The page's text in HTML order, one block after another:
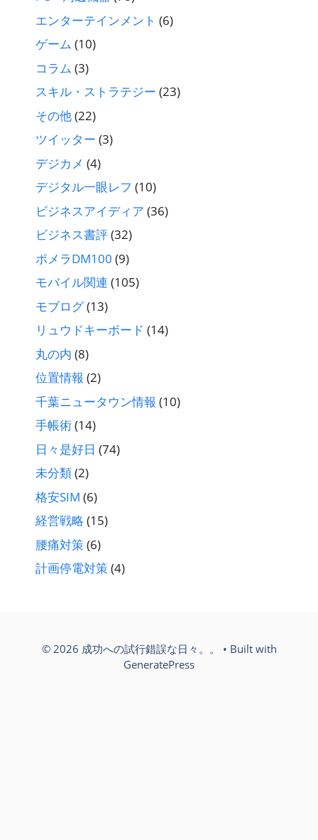
エンターテインメント (6)
ゲーム (10)
コラム (3)
スキル・ストラテジー (23)
その他(22)
ツイッター (3)
デジカメ (4)
デジタル一眼レフ (10)
ビジネスアイディア (36)
ビジネス書評(32)
ポメラDM100 (9)
モバイル関連 (105)
モブログ(13)
リュウドキーボード (14)
丸の内 (8)
位置情報 (2)
千葉ニュータウン情報 (10)
手帳術(14)
日々是好日 (74)
未分類(2)
格安SIM (6)
経営戦略 (15)
腰痛対策 (6)
計画停電対策 (4)
© 2026 成功への試行錯誤な日々。。
• Built with
GeneratePress